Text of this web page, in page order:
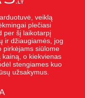
veiklą
plečiasi
per šį laikotarpį
ir džiaugiamės, jog
pirkėjams siūlome
o kiekvienas
stengiames kuo
užsakymus.